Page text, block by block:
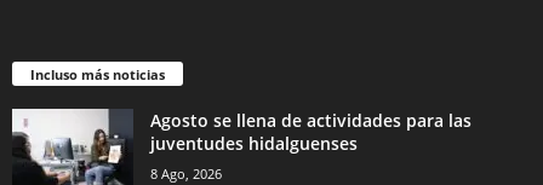
Incluso más noticias
Agosto se llena de actividades para las
juventudes hidalguenses
8 Ago, 2026